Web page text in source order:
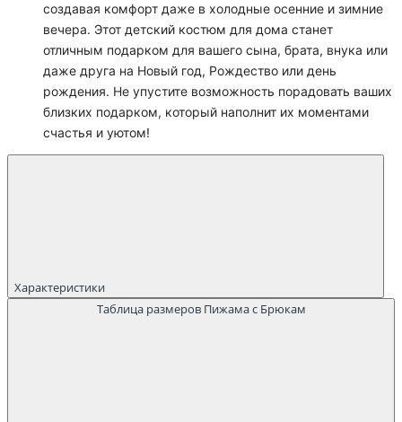
создавая комфорт даже в холодные осенние и зимние
вечера. Этот детский костюм для дома станет
отличным подарком для вашего сына, брата, внука или
даже друга на Новый год, Рождество или день
рождения. Не упустите возможность порадовать ваших
близких подарком, который наполнит их моментами
счастья и уютом!
Характеристики
Таблица размеров Пижама с Брюкам